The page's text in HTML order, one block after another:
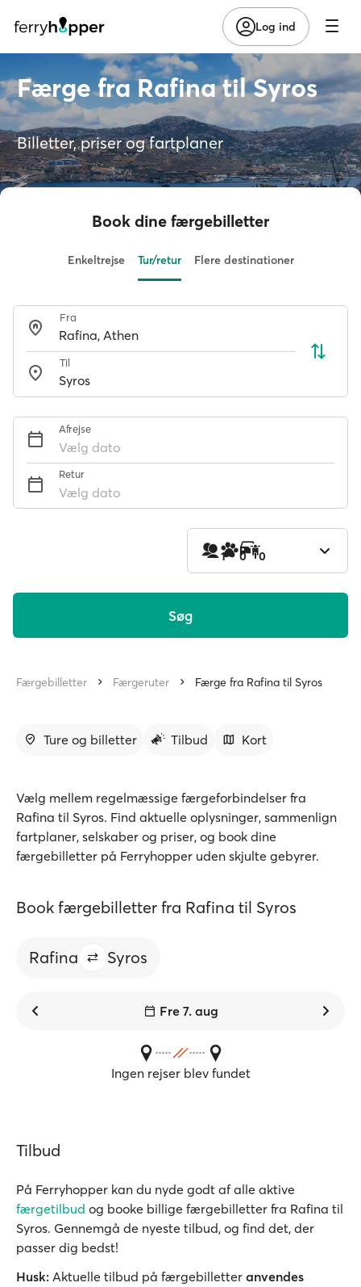
Log ind
Færge fra Rafina til Syros
Billetter, priser og fartplaner
Book dine færgebilletter
Enkeltrejse Tur/retur Flere destinationer
Fra
Til
Afrejse
Vælg dato
Retur
Vælg dato
1 0 0
Søg
Færgebilletter Færgeruter Færge fra Rafina til Syros
Ture og billetter Tilbud Kort
Vælg mellem regelmæssige færgeforbindelser fra
Rafina til Syros. Find aktuelle oplysninger, sammenlign
fartplaner, selskaber og priser, og book dine
færgebilletter på Ferryhopper uden skjulte gebyrer.
Book færgebilletter fra Rafina til Syros
Rafina Syros
Fre 7. aug
Ingen rejser blev fundet
Tilbud
På Ferryhopper kan du nyde godt af alle aktive
færgetilbud og booke billige færgebilletter fra Rafina til
Syros. Gennemgå de nyeste tilbud, og find det, der
passer dig bedst!
Husk: Aktuelle tilbud på færgebilletter anvendes